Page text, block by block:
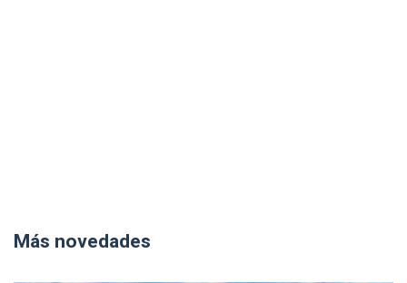
Más novedades